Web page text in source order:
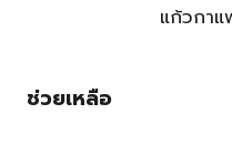
แก้วกาแ
ช่วยเหลือ